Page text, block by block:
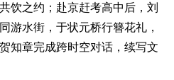
饮之约；赴京赶考高中后，刘
游水街，于状元桥行簪花礼，
知章完成跨时空对话，续写文